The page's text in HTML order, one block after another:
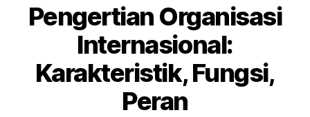
Pengertian Organisasi
Internasional:
Karakteristik, Fungsi,
Peran